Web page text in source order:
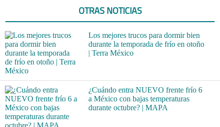
OTRAS NOTICIAS
Los mejores trucos para dormir bien
durante la temporada de frío en otoño
| Terra México
¿Cuándo entra NUEVO frente frío 6
a México con bajas temperaturas
durante octubre? | MAPA